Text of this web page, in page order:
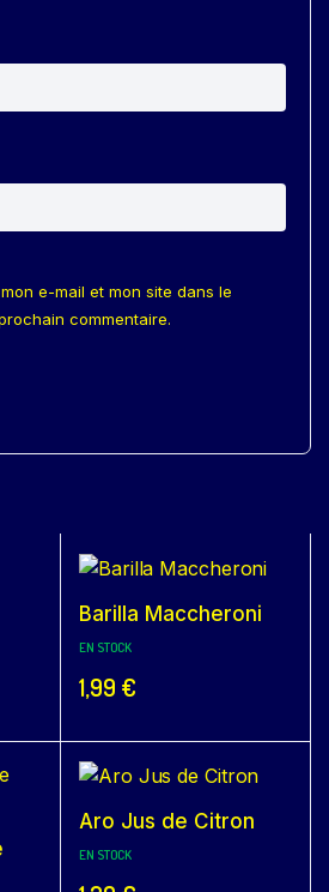
e-mail et mon site dans le
commentaire.
Barilla Maccheroni
EN STOCK
1,99 €
Aro Jus de Citron
EN STOCK